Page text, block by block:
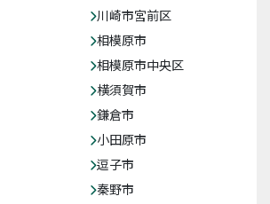
川崎市宮前区
相模原市
相模原市中央区
横須賀市
鎌倉市
小田原市
逗子市
秦野市